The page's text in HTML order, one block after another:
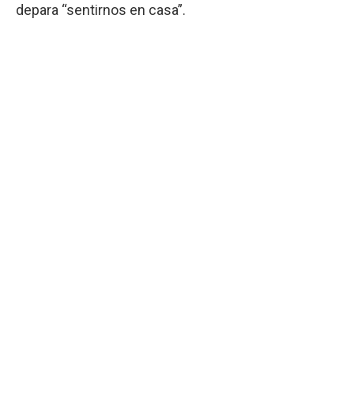
depara “sentirnos en casa”.